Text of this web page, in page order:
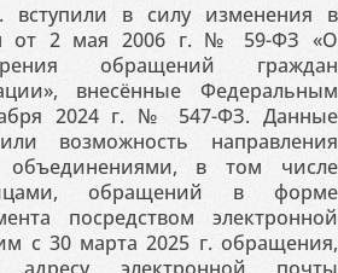
в силу изменения в
от 2 мая 2006 г. № 59-ФЗ «О
обращений граждан
внесённые Федеральным
2024 г. № 547-ФЗ. Данные
возможность направления
в том числе
обращений в форме
посредством электронной
с 30 марта 2025 г. обращения,